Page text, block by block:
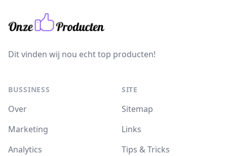
Dit vinden wij nou echt top producten!
BUSSINESS
Over
Marketing
Analytics
SITE
Sitemap
Links
Tips & Tricks